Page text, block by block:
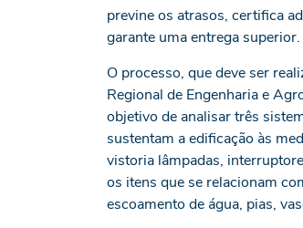
previne os atrasos, certifica
garante uma entrega superior.
O processo, que deve ser
Regional de Engenharia e
objetivo de analisar três
sustentam a edificação às
vistoria lâmpadas,
os itens que se relacionam
escoamento de água, pias,